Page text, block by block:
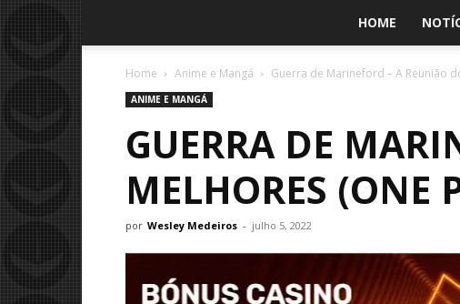
HOME
Home Anime e Mangá Guerra de Marineford – A Reunião
ANIME E MANGÁ
GUERRA DE
MELHORES (ONE
por Wesley Medeiros - julho 5, 2022